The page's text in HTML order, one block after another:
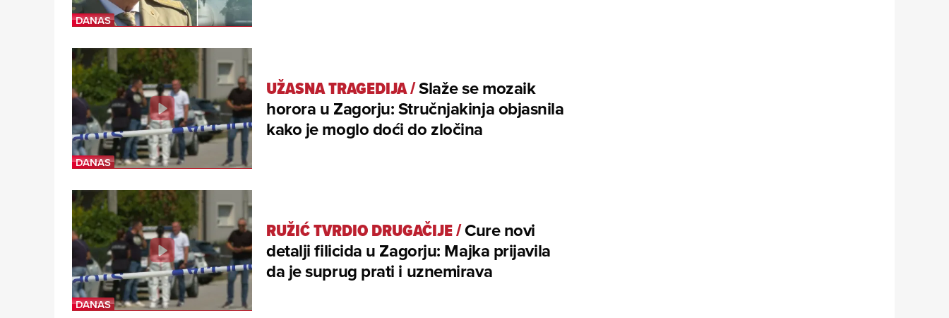
UŽASNA TRAGEDIJA/Slaže se mozaik
horora u Zagorju: Stručnjakinja objasnila
kako je moglo doći do zločina
RUŽIĆ TVRDIO DRUGAČIJE/Cure novi
detalji filicida u Zagorju: Majka prijavila
da je suprug prati i uznemirava